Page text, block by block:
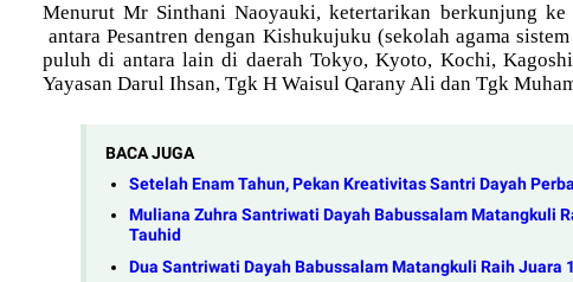
Menurut Mr Sinthani Naoyauki, ketertarikan berkunjung ke
antara Pesantren dengan Kishukujuku (sekolah agama
puluh di antara lain di daerah Tokyo, Kyoto, Kochi,
Yayasan Darul Ihsan, Tgk H Waisul Qarany Ali dan Tgk
BACA JUGA
Setelah Enam Tahun, Pekan Kreativitas Santri Dayah
Muliana Zuhra Santriwati Dayah Babussalam Matangkuli
Tauhid
Dua Santriwati Dayah Babussalam Matangkuli Raih Juara